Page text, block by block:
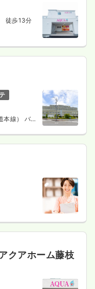
クリニック
一時募集休止
詳細を見る
徒歩13分
本線） バス
クアホーム藤枝